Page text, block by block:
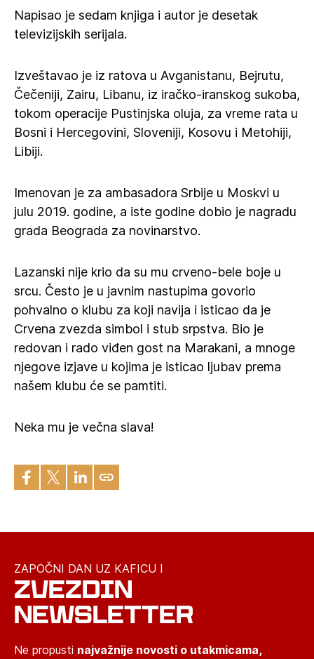
Napisao je sedam knjiga i autor je desetak
televizijskih serijala.
Izveštavao je iz ratova u Avganistanu, Bejrutu,
Čečeniji, Zairu, Libanu, iz iračko-iranskog sukoba,
tokom operacije Pustinjska oluja, za vreme rata u
Bosni i Hercegovini, Sloveniji, Kosovu i Metohiji,
Libiji.
Imenovan je za ambasadora Srbije u Moskvi u
julu 2019. godine, a iste godine dobio je nagradu
grada Beograda za novinarstvo.
Lazanski nije krio da su mu crveno-bele boje u
srcu. Često je u javnim nastupima govorio
pohvalno o klubu za koji navija i isticao da je
Crvena zvezda simbol i stub srpstva. Bio je
redovan i rado viđen gost na Marakani, a mnoge
njegove izjave u kojima je isticao ljubav prema
našem klubu će se pamtiti.
Neka mu je večna slava!
ZAPOČNI DAN UZ KAFICU I
ZVEZDIN
NEWSLETTER
Ne propusti najvažnije novosti o utakmicama,